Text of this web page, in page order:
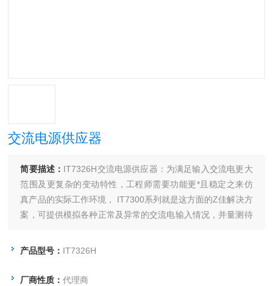
交流电源供应器
简要描述： IT7326H交流电源供应器：为满足输入交流电更大
范围及更复杂的变动特性，工程师需要功能更*且稳定之来仿
真产品的实际工作环境， IT7300系列就是这方面的Z佳解决方
案，可提供模拟各种正常及异常的交流电输入情况，并量测待
电子电机产业、航空、照明、军工等领域，研发质检单位的规
产品型号： IT7326H
厂商性质：代理商